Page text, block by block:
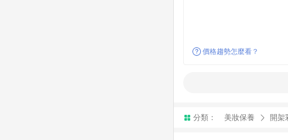
價格趨勢怎麼看？
分類： 美妝保養 開架